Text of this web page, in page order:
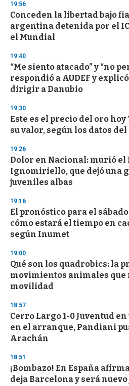
d
s
o
f
3
s
e
o
n
19:56
Conceden la libertad bajo
argentina detenida por el
el Mundial
19:40
“Me siento atacado” y “no
respondió a AUDEF y
dirigir a Danubio
19:30
Este es el precio del oro hoy
su valor, según los datos del
19:26
Dolor en Nacional: murió
Ignomiriello, que dejó una
juveniles albas
19:16
El pronóstico para el sábado
cómo estará el tiempo en
según Inumet
19:00
Qué son los quadrobics: la
movimientos animales que
movilidad
18:57
Cerro Largo 1-0 Juventud
en el arranque, Pandiani
Arachán
18:51
¡Bombazo! En España
deja Barcelona y será